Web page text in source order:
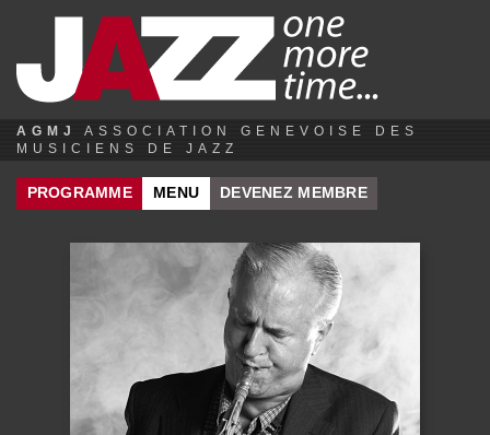
Jump to navigation
AGMJ
ASSOCIATION GENEVOISE DES
MUSICIENS DE JAZZ
PROGRAMME MENU DEVENEZ MEMBRE